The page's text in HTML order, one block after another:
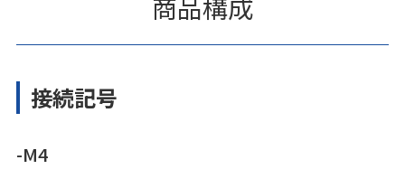
商品構成
接続記号
-M4